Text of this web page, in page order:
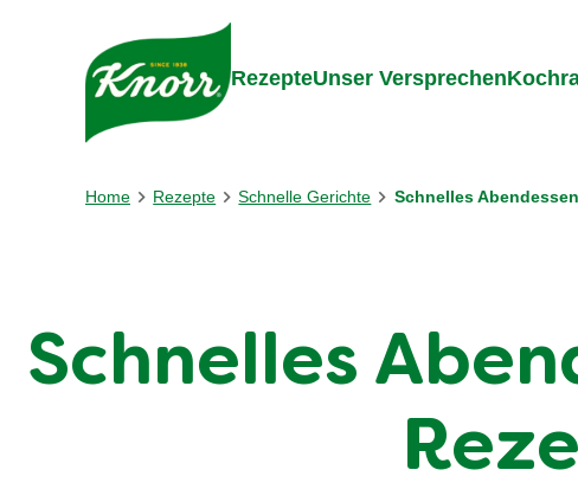
Gehe zu:
RezepteUnser Versprechen
Home Rezepte Schnelle Gerichte Schnelles Abendessen
Schnelles